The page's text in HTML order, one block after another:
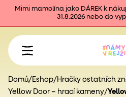
Mimi mamolína jako DÁREK k
31.8.2026 nebo do
Domů/ Eshop/ Hračky ostatních
Yellow Door – hrací kameny/